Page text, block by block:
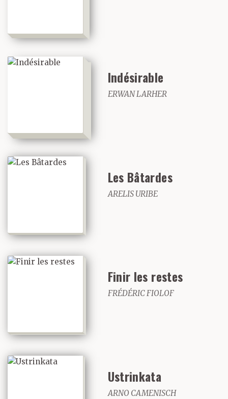
Indésirable
ERWAN LARHER
Les Bâtardes
ARELIS URIBE
Finir les restes
FRÉDÉRIC FIOLOF
Ustrinkata
ARNO CAMENISCH